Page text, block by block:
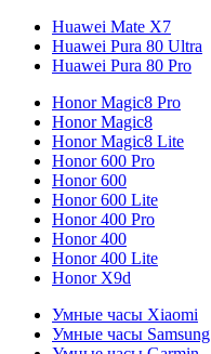
Huawei Mate X7
Huawei Pura 80 Ultra
Huawei Pura 80 Pro
Honor Magic8 Pro
Honor Magic8
Honor Magic8 Lite
Honor 600 Pro
Honor 600
Honor 600 Lite
Honor 400 Pro
Honor 400
Honor 400 Lite
Honor X9d
Умные часы Xiaomi
Умные часы Samsung